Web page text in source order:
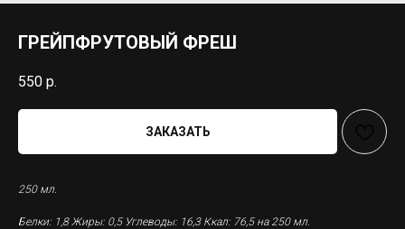
ГРЕЙПФРУТОВЫЙ ФРЕШ
550 р.
ЗАКАЗАТЬ
250 мл.
Белки: 1,8 Жиры: 0,5 Углеводы: 16,3 Ккал: 76,5 на 250 мл.